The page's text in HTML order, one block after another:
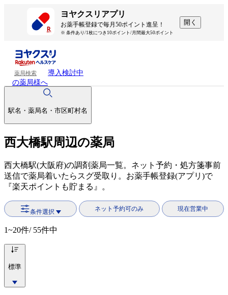
ヨヤクスリアプリ
お薬手帳登録で毎月50ポイント進呈！
※ 条件あり/1枚につき10ポイント/月間最大50ポイント
開く
薬局検索
導入検討中
の薬局様へ
駅名・薬局名・市区町村名
西大橋駅周辺の薬局
西大橋駅(大阪府)の調剤薬局一覧。ネット予約・処方箋事前
送信で薬局着いたらスグ受取り。お薬手帳登録(アプリ)で
『楽天ポイントも貯まる』。
条件選択 ネット予約可のみ 現在営業中
1~20件/ 55件中
標準